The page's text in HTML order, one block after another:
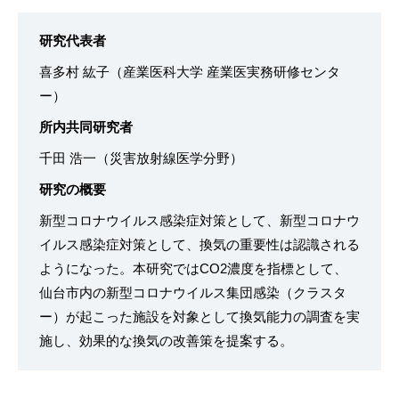
研究代表者
喜多村 紘子（産業医科大学 産業医実務研修センタ
ー）
所内共同研究者
千田 浩一（災害放射線医学分野）
研究の概要
新型コロナウイルス感染症対策として、新型コロナウ
イルス感染症対策として、換気の重要性は認識される
ようになった。本研究ではCO2濃度を指標として、
仙台市内の新型コロナウイルス集団感染（クラスタ
ー）が起こった施設を対象として換気能力の調査を実
施し、効果的な換気の改善策を提案する。